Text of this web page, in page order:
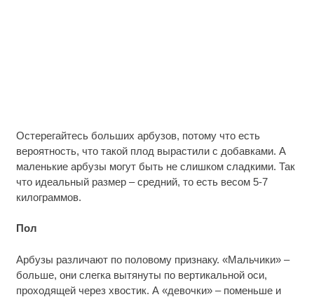
Остерегайтесь больших арбузов, потому что есть
вероятность, что такой плод вырастили с добавками. А
маленькие арбузы могут быть не слишком сладкими. Так
что идеальный размер – средний, то есть весом 5-7
килограммов.
Пол
Арбузы различают по половому признаку. «Мальчики» –
больше, они слегка вытянуты по вертикальной оси,
проходящей через хвостик. А «девочки» – поменьше и